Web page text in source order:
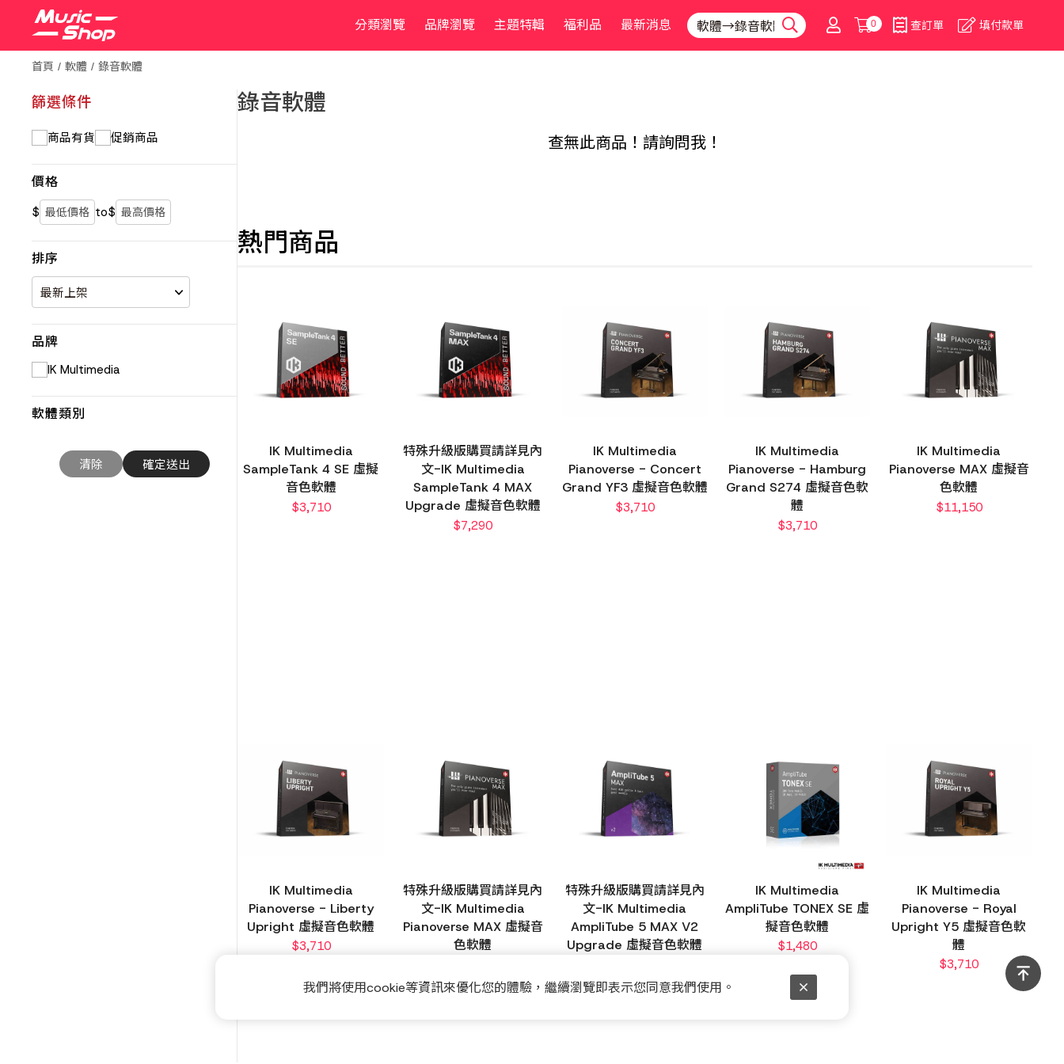
分類瀏覽 品牌瀏覽 主題特輯 福利品 最新消息 0 查訂單 填付款單
首頁 軟體 錄音軟體
篩選條件
商品有貨 促銷商品
價格
$ to$
排序
品牌
IK Multimedia
軟體類別
錄音軟體
查無此商品！請詢問我！
熱門商品
IK Multimedia
SampleTank 4 SE 虛擬
音色軟體
$3,710
特殊升級版購買請詳見內
文-IK Multimedia
SampleTank 4 MAX
Upgrade 虛擬音色軟體
$7,290
IK Multimedia
Pianoverse - Concert
Grand YF3 虛擬音色軟體
$3,710
IK Multimedia
Pianoverse - Hamburg
Grand S274 虛擬音色軟
體
$3,710
IK Multimedia
Pianoverse MAX 虛擬音
色軟體
$11,150
IK Multimedia
Pianoverse - Liberty
Upright 虛擬音色軟體
$3,710
特殊升級版購買請詳見內
文-IK Multimedia
Pianoverse MAX 虛擬音
色軟體
特殊升級版購買請詳見內
文-IK Multimedia
AmpliTube 5 MAX V2
Upgrade 虛擬音色軟體
IK Multimedia
AmpliTube TONEX SE 虛
擬音色軟體
$1,480
IK Multimedia
Pianoverse - Royal
Upright Y5 虛擬音色軟
體
$3,710
我們將使用cookie等資訊來優化您的體驗，繼續瀏覽即表示您同意我們使用。